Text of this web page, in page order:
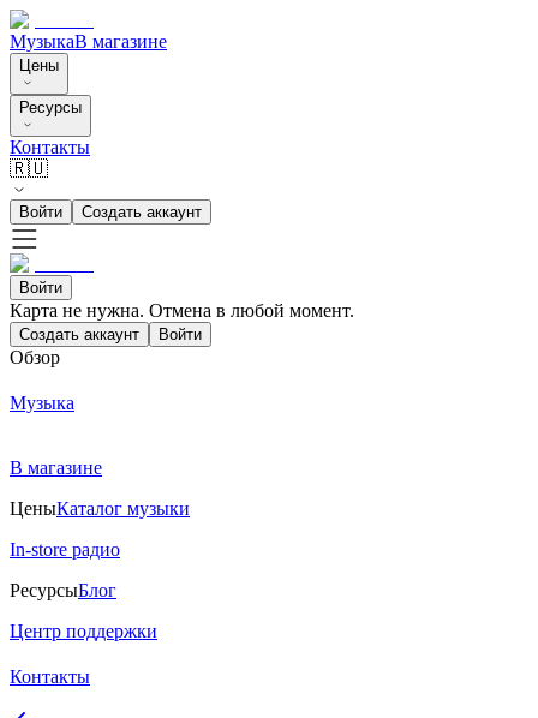
МузыкаВ магазине
Цены
Ресурсы
Контакты
🇷🇺
Войти Создать аккаунт
Войти
Карта не нужна. Отмена в любой момент.
Создать аккаунт Войти
Обзор
Музыка
В магазине
ЦеныКаталог музыки
In-store радио
РесурсыБлог
Центр поддержки
Контакты